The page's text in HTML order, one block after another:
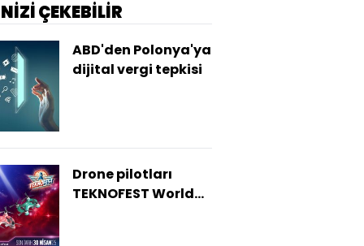
ÇEKEBİLİR
ABD'den Polonya'ya
dijital vergi tepkisi
Drone pilotları
TEKNOFEST World